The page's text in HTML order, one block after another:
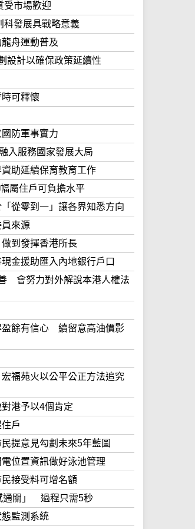
受市場歡迎
發展具戰略意義
舟運動普及
設計以確保政策延續性
可釋懷
防軍事實力
入服務國家發展大局
助延續保育教育工作
屬住戶可負擔水平
從零到一」讓各界知悉方向
員來源
到發揮香港所長
金援助匯入內地銀行戶口
會努力對外解說本港人權法
盈餘有信心 續留意高油價影
福苑火以公平公正方法追究
港予以4個肯定
戶
提意見勾劃未來5年藍圖
位置資訊做好泳池管理
接受料可增名額
通關」 過程只需5秒
監測系統